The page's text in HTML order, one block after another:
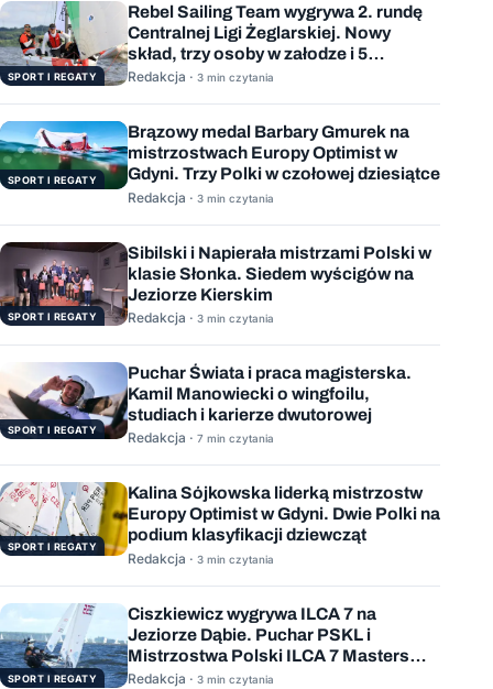
SPORT I REGATY
Rebel Sailing Team wygrywa 2. rundę
Centralnej Ligi Żeglarskiej. Nowy
skład, trzy osoby w załodze i 5
wygranych wyścigów
Redakcja · 3 min czytania
SPORT I REGATY
Brązowy medal Barbary Gmurek na
mistrzostwach Europy Optimist w
Gdyni. Trzy Polki w czołowej dziesiątce
Redakcja · 3 min czytania
SPORT I REGATY
Sibilski i Napierała mistrzami Polski w
klasie Słonka. Siedem wyścigów na
Jeziorze Kierskim
Redakcja · 3 min czytania
SPORT I REGATY
Puchar Świata i praca magisterska.
Kamil Manowiecki o wingfoilu,
studiach i karierze dwutorowej
Redakcja · 7 min czytania
SPORT I REGATY
Kalina Sójkowska liderką mistrzostw
Europy Optimist w Gdyni. Dwie Polki na
podium klasyfikacji dziewcząt
Redakcja · 3 min czytania
SPORT I REGATY
Ciszkiewicz wygrywa ILCA 7 na
Jeziorze Dąbie. Puchar PSKL i
Mistrzostwa Polski ILCA 7 Masters
rozstrzygnięte
Redakcja · 3 min czytania